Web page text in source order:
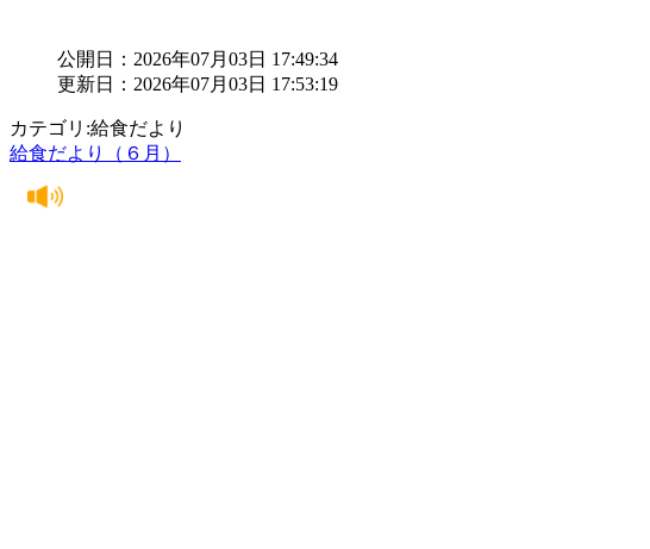
公開日：2026年07月03日 17:49:34
更新日：2026年07月03日 17:53:19
カテゴリ:給食だより
給食だより（６月）